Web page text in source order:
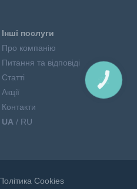
Інші послуги
Про компанію
Питання та відповіді
Статті
Акції
Контакти
UA / RU
Сookies
КНОПКА
ЗВ'ЯЗКУ